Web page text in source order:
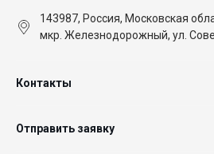
143987, Россия, Московская
мкр. Железнодорожный, ул.
Контакты
Отправить заявку